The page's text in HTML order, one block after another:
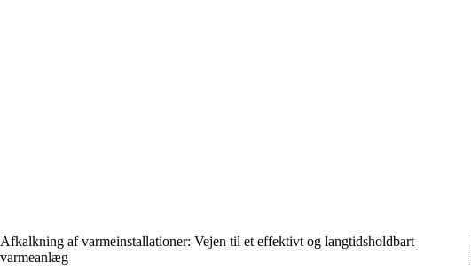
Afkalkning af varmeinstallationer: Vejen til et effektivt og langtidsholdbart
varmeanlæg